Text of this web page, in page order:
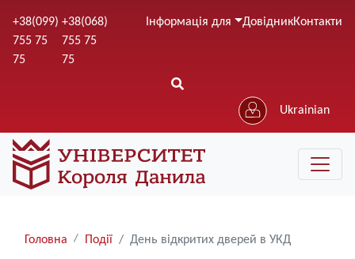
до
+38(099)
755 75
75
+38(068)
755 75
75
Інформація для ДовідникКонтакти
Ukrainian
Рядки
Головна Події День відкритих дверей в УКД